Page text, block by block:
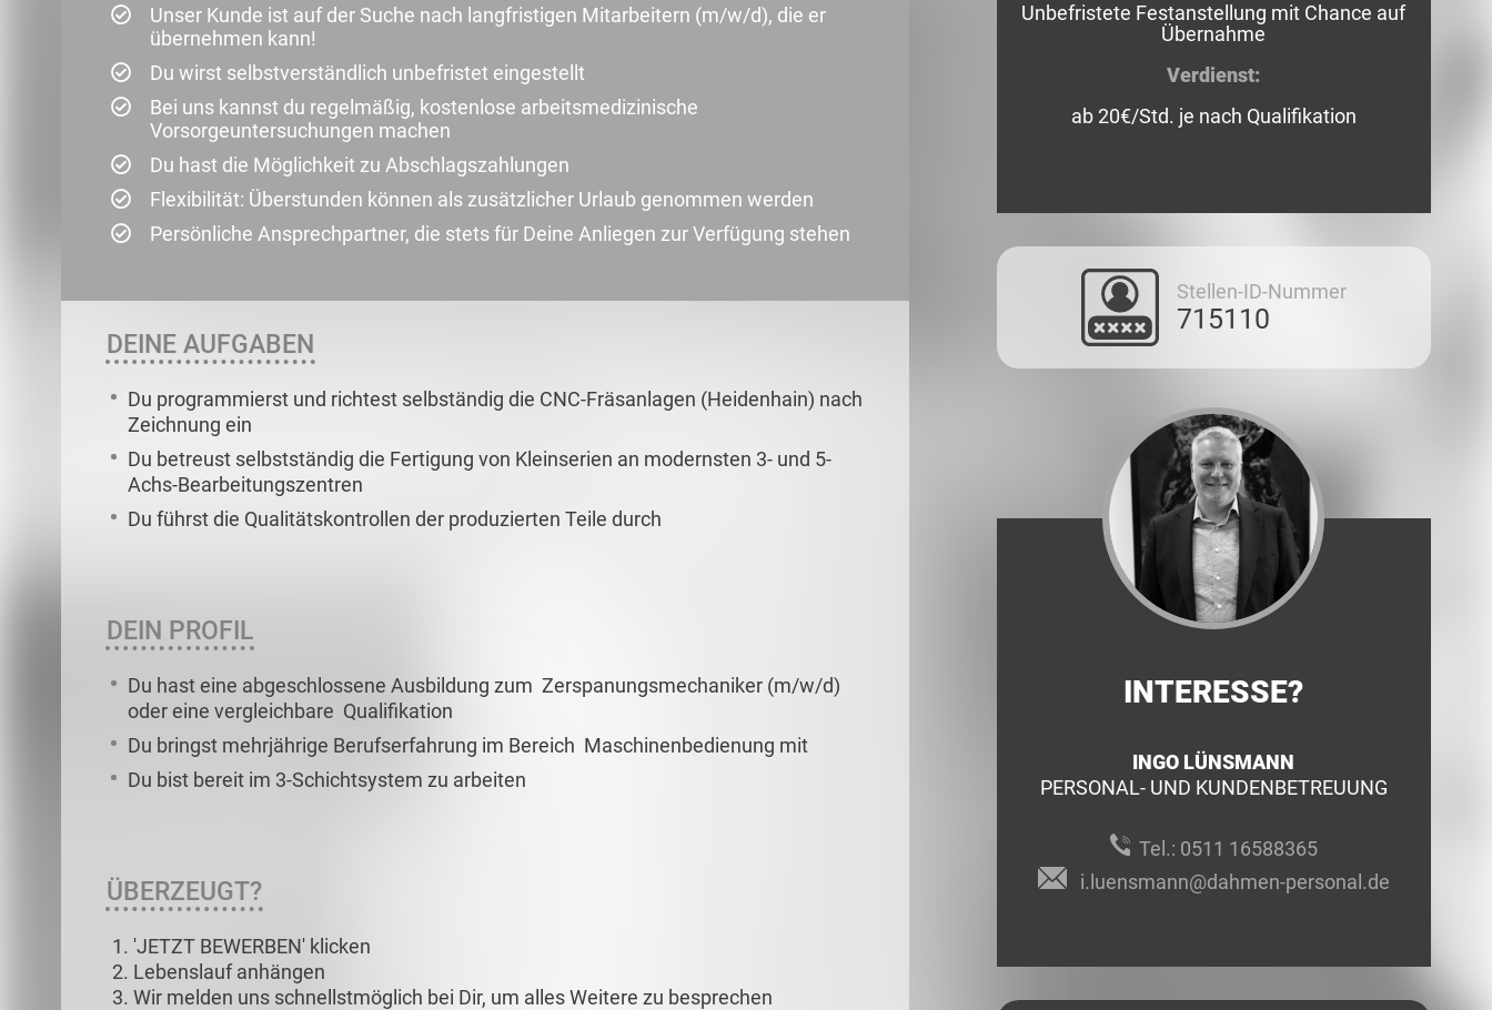
Unser Kunde ist auf der Suche nach langfristigen Mitarbeitern (m/w/d), die er
übernehmen kann!
Du wirst selbstverständlich unbefristet eingestellt
Bei uns kannst du regelmäßig, kostenlose arbeitsmedizinische
Vorsorgeuntersuchungen machen
Du hast die Möglichkeit zu Abschlagszahlungen
Flexibilität: Überstunden können als zusätzlicher Urlaub genommen werden
Persönliche Ansprechpartner, die stets für Deine Anliegen zur Verfügung stehen
DEINE AUFGABEN
Du programmierst und richtest selbständig die CNC-Fräsanlagen (Heidenhain) nach
Zeichnung ein
Du betreust selbstständig die Fertigung von Kleinserien an modernsten 3- und 5-
Achs-Bearbeitungszentren
Du führst die Qualitätskontrollen der produzierten Teile durch
DEIN PROFIL
Du hast eine abgeschlossene Ausbildung zum Zerspanungsmechaniker (m/w/d)
oder eine vergleichbare Qualifikation
Du bringst mehrjährige Berufserfahrung im Bereich Maschinenbedienung mit
Du bist bereit im 3-Schichtsystem zu arbeiten
ÜBERZEUGT?
'JETZT BEWERBEN' klicken
Lebenslauf anhängen
Wir melden uns schnellstmöglich bei Dir, um alles Weitere zu besprechen
Unbefristete Festanstellung mit Chance auf
Übernahme
Verdienst:
ab 20€/Std. je nach Qualifikation
Stellen-ID-Nummer
715110
INTERESSE?
INGO LÜNSMANN
PERSONAL- UND KUNDENBETREUUNG
Tel.: 0511 16588365
i.luensmann@dahmen-personal.de